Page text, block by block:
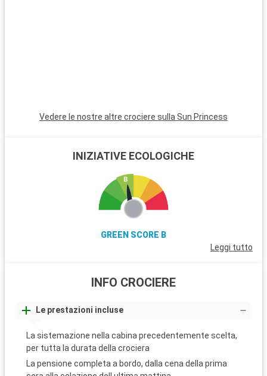
Vedere le nostre altre crociere sulla Sun Princess
INIZIATIVE ECOLOGICHE
GREEN SCORE B
Leggi tutto
INFO CROCIERE
Le prestazioni incluse
La sistemazione nella cabina precedentemente scelta,
per tutta la durata della crociera
La pensione completa a bordo, dalla cena della prima